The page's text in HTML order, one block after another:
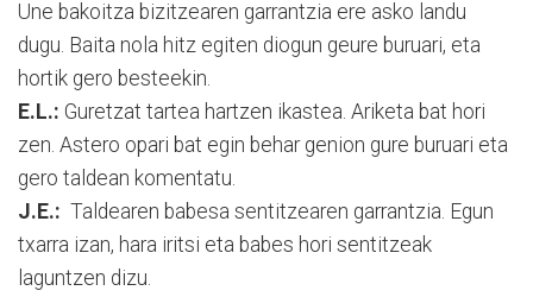
Une bakoitza bizitzearen garrantzia ere asko landu
dugu. Baita nola hitz egiten diogun geure buruari, eta
hortik gero besteekin.
E.L.: Guretzat tartea hartzen ikastea. Ariketa bat hori
zen. Astero opari bat egin behar genion gure buruari eta
gero taldean komentatu.
J.E.: Taldearen babesa sentitzearen garrantzia. Egun
txarra izan, hara iritsi eta babes hori sentitzeak
laguntzen dizu.